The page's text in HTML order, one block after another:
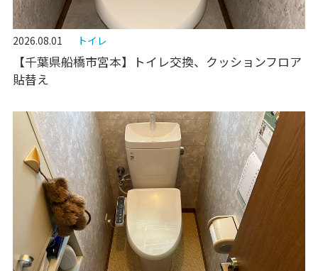
2026.08.01 トイレ
【千葉県船橋市宮本】トイレ交換、クッションフロア
貼替え